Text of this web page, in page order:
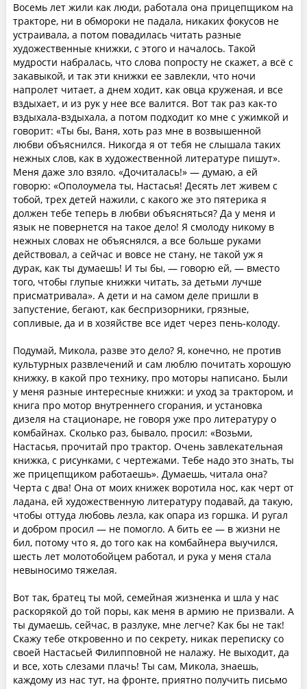
Восемь лет жили как люди, работала она прицепщиком на
тракторе, ни в обмороки не падала, никаких фокусов не
устраивала, а потом повадилась читать разные
художественные книжки, с этого и началось. Такой
мудрости набралась, что слова попросту не скажет, а всё с
закавыкой, и так эти книжки ее завлекли, что ночи
напролет читает, а днем ходит, как овца круженая, и все
вздыхает, и из рук у нее все валится. Вот так раз как-то
вздыхала-вздыхала, а потом подходит ко мне с ужимкой и
говорит: «Ты бы, Ваня, хоть раз мне в возвышенной
любви объяснился. Никогда я от тебя не слышала таких
нежных слов, как в художественной литературе пишут».
Меня даже зло взяло. «Дочиталась!» — думаю, а ей
говорю: «Ополоумела ты, Настасья! Десять лет живем с
тобой, трех детей нажили, с какого же это пятерика я
должен тебе теперь в любви объясняться? Да у меня и
язык не повернется на такое дело! Я смолоду никому в
нежных словах не объяснялся, а все больше руками
действовал, а сейчас и вовсе не стану, не такой уж я
дурак, как ты думаешь! И ты бы, — говорю ей, — вместо
того, чтобы глупые книжки читать, за детьми лучше
присматривала». А дети и на самом деле пришли в
запустение, бегают, как беспризорники, грязные,
сопливые, да и в хозяйстве все идет через пень-колоду.
Подумай, Микола, разве это дело? Я, конечно, не против
культурных развлечений и сам люблю почитать хорошую
книжку, в какой про технику, про моторы написано. Были
у меня разные интересные книжки: и уход за трактором, и
книга про мотор внутреннего сгорания, и установка
дизеля на стационаре, не говоря уже про литературу о
комбайнах. Сколько раз, бывало, просил: «Возьми,
Настасья, прочитай про трактор. Очень завлекательная
книжка, с рисунками, с чертежами. Тебе надо это знать, ты
же прицепщиком работаешь». Думаешь, читала она?
Черта с два! Она от моих книжек воротила нос, как черт от
ладана, ей художественную литературу подавай, да такую,
чтобы оттуда любовь лезла, как опара из горшка. И ругал
и добром просил — не помогло. А бить ее — в жизни не
бил, потому что я, до того как на комбайнера выучился,
шесть лет молотобойцем работал, и рука у меня стала
невыносимо тяжелая.
Вот так, братец ты мой, семейная жизненка и шла у нас
раскорякой до той поры, как меня в армию не призвали. А
ты думаешь, сейчас, в разлуке, мне легче? Как бы не так!
Скажу тебе откровенно и по секрету, никак переписку со
своей Настасьей Филипповной не налажу. Не выходит, да
и все, хоть слезами плачь! Ты сам, Микола, знаешь,
каждому из нас тут, на фронте, приятно получить письмо